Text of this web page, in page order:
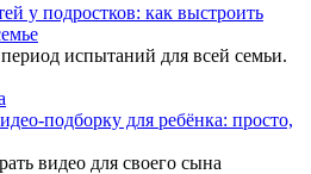
у подростков: как выстроить
испытаний для всей семьи.
для ребёнка: просто,
видео для своего сына